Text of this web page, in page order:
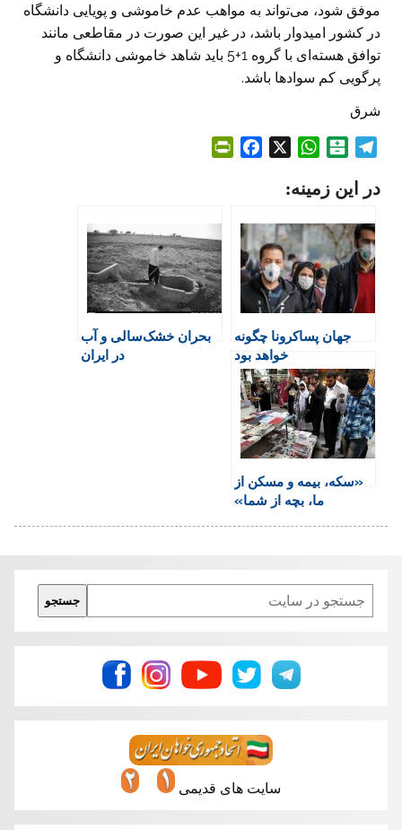
موفق شود، می‌تواند به مواهب عدم خاموشی و پویایی دانشگاه
در کشور امیدوار باشد، در غیر این صورت در مقاطعی مانند
توافق هسته‌ای با گروه 1+5 باید شاهد خاموشی دانشگاه و
پرگویی کم سوادها باشد.
شرق
l
g
r
m
t
a
r
i
n
W
a
s
A
p
p
F
r
i
e
n
در این زمینه:
جهان پساکرونا چگونه
خواهد بود
بحران خشک‌سالی و آب
در ایران
«سکه، بيمه و مسکن از
ما، بچه از شما»
Search
جستجو
سایت های قدیمی